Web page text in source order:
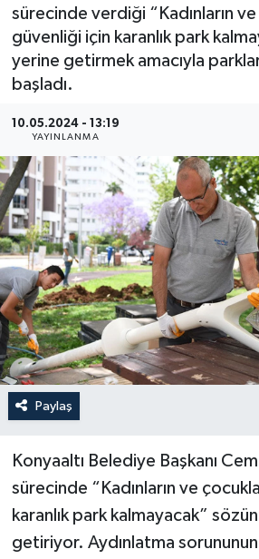
sürecinde verdiği “Kadınların ve
güvenliği için karanlık park
yerine getirmek amacıyla
başladı.
10.05.2024 - 13:19
YAYINLANMA
Paylaş
Konyaaltı Belediye Başkanı
sürecinde “Kadınların ve
karanlık park kalmayacak”
getiriyor. Aydınlatma sorununun
Gündem
Günün Manşetleri
Haber Kuşakları
Haberler
KANALV Spor
Kültür Sanat
Magazin
Öğle Bülteni
Sağlık
Sosyal medya
Spor
Son Dakika Haberleri
Haber Arşivi